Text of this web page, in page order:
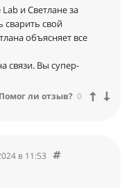
и Светлане за
сварить свой
объясняет все
связи. Вы супер-
Помог ли отзыв? 0
в 11:53